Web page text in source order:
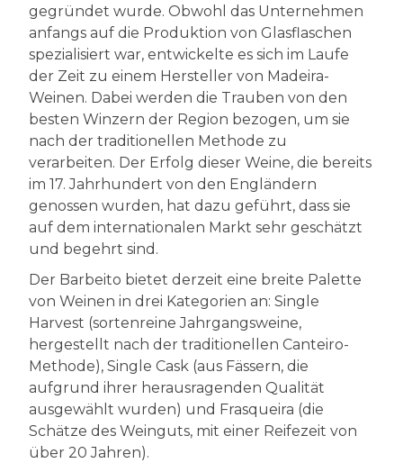
gegründet wurde. Obwohl das Unternehmen
anfangs auf die Produktion von Glasflaschen
spezialisiert war, entwickelte es sich im Laufe
der Zeit zu einem Hersteller von Madeira-
Weinen. Dabei werden die Trauben von den
besten Winzern der Region bezogen, um sie
nach der traditionellen Methode zu
verarbeiten. Der Erfolg dieser Weine, die bereits
im 17. Jahrhundert von den Engländern
genossen wurden, hat dazu geführt, dass sie
auf dem internationalen Markt sehr geschätzt
und begehrt sind.
Der Barbeito bietet derzeit eine breite Palette
von Weinen in drei Kategorien an: Single
Harvest (sortenreine Jahrgangsweine,
hergestellt nach der traditionellen Canteiro-
Methode), Single Cask (aus Fässern, die
aufgrund ihrer herausragenden Qualität
ausgewählt wurden) und Frasqueira (die
Schätze des Weinguts, mit einer Reifezeit von
über 20 Jahren).